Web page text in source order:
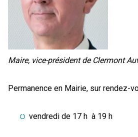
Maire, vice-président de Clermont
Permanence en Mairie, sur rendez-
vendredi de 17 h à 19 h